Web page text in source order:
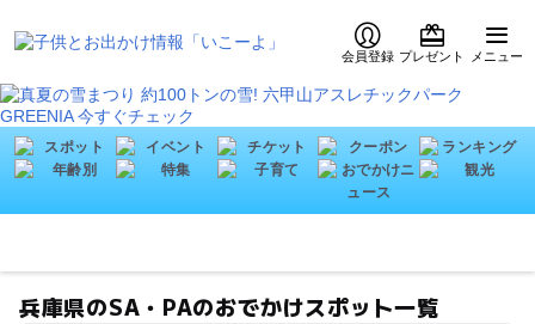
会員登録 プレゼント メニュー
兵庫県のSA・PAのおでかけスポット一覧